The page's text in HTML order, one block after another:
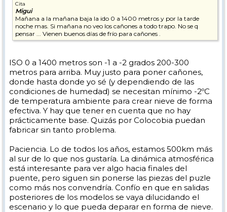
Cita
Migui
Mañana a la mañana baja la ido 0 a 1400 metros y por la tarde
noche mas. Si mañana no veo los cañones a todo trapo. No se q
pensar ... Vienen buenos días de frío para cañones .
ISO 0 a 1400 metros son -1 a -2 grados 200-300
metros para arriba. Muy justo para poner cañones,
donde hasta donde yo sé (y dependiendo de las
condiciones de humedad) se necesitan mínimo -2ºC
de temperatura ambiente para crear nieve de forma
efectiva. Y hay que tener en cuenta que no hay
prácticamente base. Quizás por Colocobia puedan
fabricar sin tanto problema.
Paciencia. Lo de todos los años, estamos 500km más
al sur de lo que nos gustaría. La dinámica atmosférica
está interesante para ver algo hacia finales del
puente, pero siguen sin ponerse las piezas del puzle
como más nos convendría. Confío en que en salidas
posteriores de los modelos se vaya dilucidando el
escenario y lo que pueda deparar en forma de nieve.